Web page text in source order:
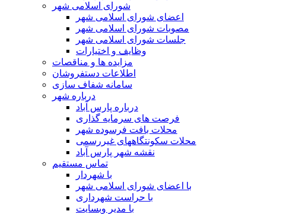
شورای اسلامی شهر
اعضای شورای اسلامی شهر
مصوبات شورای اسلامی شهر
جلسات شورای اسلامی شهر
وظایف و اختیارات
مزایده ها و مناقصات
اطلاعات دستفروشان
سامانه شفاف سازی
درباره شهر
درباره پارس آباد
فرصت های سرمایه گذاری
محلات بافت فرسوده شهر
محلات سکونتگاههای غیررسمی
نقشه شهر پارس آباد
تماس مستقیم
با شهردار
با اعضای شورای اسلامی شهر
با حراست شهرداری
با مدیر وبسایت